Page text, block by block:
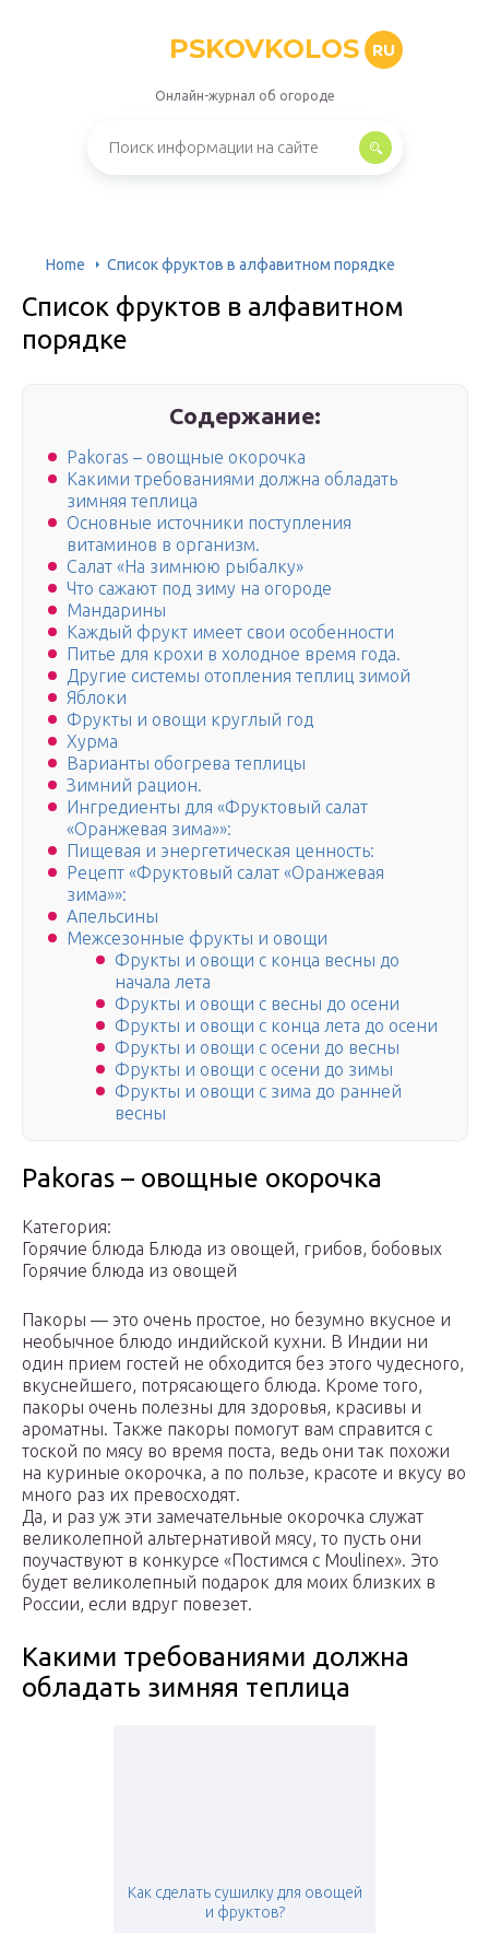
PSKOVKOLOS RU
Онлайн-журнал об огороде
Home Список фруктов в алфавитном порядке
Список фруктов в алфавитном
порядке
Содержание:
Pakoras – овощные окорочка
Какими требованиями должна обладать
зимняя теплица
Основные источники поступления
витаминов в организм.
Салат «На зимнюю рыбалку»
Что сажают под зиму на огороде
Мандарины
Каждый фрукт имеет свои особенности
Питье для крохи в холодное время года.
Другие системы отопления теплиц зимой
Яблоки
Фрукты и овощи круглый год
Хурма
Варианты обогрева теплицы
Зимний рацион.
Ингредиенты для «Фруктовый салат
«Оранжевая зима»»:
Пищевая и энергетическая ценность:
Рецепт «Фруктовый салат «Оранжевая
зима»»:
Апельсины
Межсезонные фрукты и овощи
Фрукты и овощи с конца весны до
начала лета
Фрукты и овощи с весны до осени
Фрукты и овощи с конца лета до осени
Фрукты и овощи с осени до весны
Фрукты и овощи с осени до зимы
Фрукты и овощи с зима до ранней
весны
Pakoras – овощные окорочка
Категория:
Горячие блюда Блюда из овощей, грибов, бобовых
Горячие блюда из овощей
Пакоры — это очень простое, но безумно вкусное и
необычное блюдо индийской кухни. В Индии ни
один приeм гостей не обходится без этого чудесного,
вкуснейшего, потрясающего блюда. Кроме того,
пакоры очень полезны для здоровья, красивы и
ароматны. Также пакоры помогут вам справится с
тоской по мясу во время поста, ведь они так похожи
на куриные окорочка, а по пользе, красоте и вкусу во
много раз их превосходят.
Да, и раз уж эти замечательные окорочка служат
великолепной альтернативой мясу, то пусть они
поучаствуют в конкурсе «Постимся с Moulinex». Это
будет великолепный подарок для моих близких в
России, если вдруг повезeт.
Какими требованиями должна
обладать зимняя теплица
Как сделать сушилку для овощей
и фруктов?